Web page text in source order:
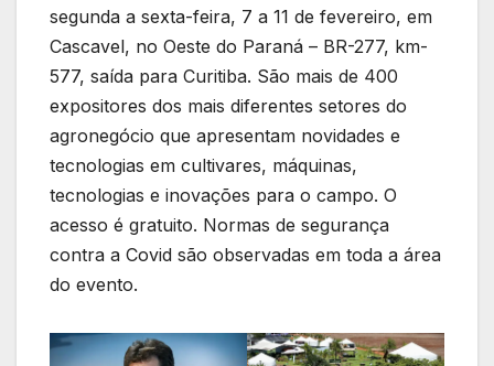
segunda a sexta-feira, 7 a 11 de fevereiro, em
Cascavel, no Oeste do Paraná – BR-277, km-
577, saída para Curitiba. São mais de 400
expositores dos mais diferentes setores do
agronegócio que apresentam novidades e
tecnologias em cultivares, máquinas,
tecnologias e inovações para o campo. O
acesso é gratuito. Normas de segurança
contra a Covid são observadas em toda a área
do evento.